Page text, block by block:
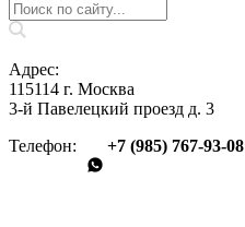
Адрес:
115114 г. Москва
3-й Павелецкий проезд д. 3
Телефон: +7 (985) 767‑93‑08